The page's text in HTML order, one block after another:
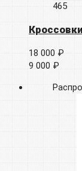
465
18 000 ₽
9 000 ₽